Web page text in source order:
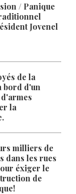
/ Panique
Jovenel
de la
bord d'un
la
milliers de
dans les rues
éxiger le
de